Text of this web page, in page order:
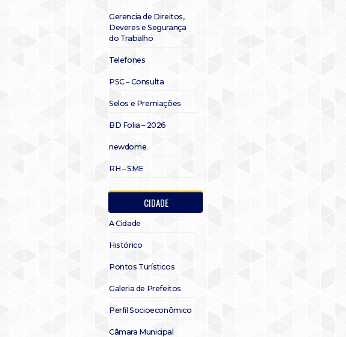
Gerencia de Direitos,
Deveres e Segurança
do Trabalho
Telefones
PSC – Consulta
Selos e Premiações
BD Folia – 2026
newdome
RH – SME
CIDADE
A Cidade
Histórico
Pontos Turísticos
Galeria de Prefeitos
Perfil Socioeconômico
Câmara Municipal